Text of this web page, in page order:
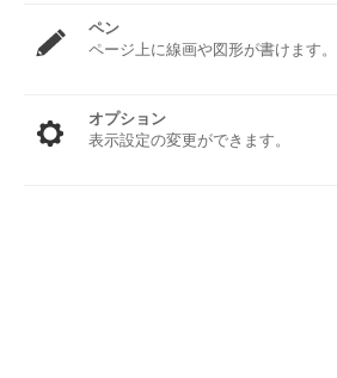
ペン
ページ上に線画や図形が書けます。
オプション
表示設定の変更ができます。